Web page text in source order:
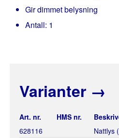
Gir dimmet belysning
Antall: 1
Varianter →
Art. nr. HMS nr.
628116
Nattlys